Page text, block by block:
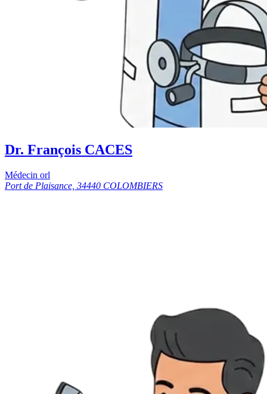
Dr. François CACES
Médecin orl
Port de Plaisance, 34440 COLOMBIERS